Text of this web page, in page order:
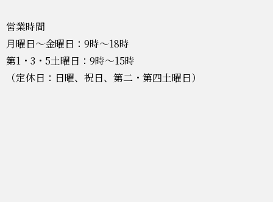
営業時間
月曜日～金曜日：9時～18時
第1・3・5土曜日：9時～15時
（定休日：日曜、祝日、第二・第四土曜日）